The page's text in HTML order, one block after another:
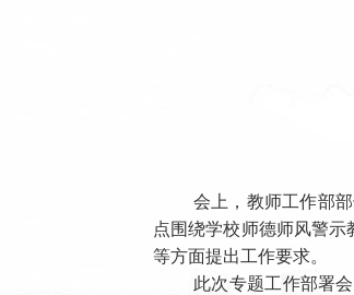
会上，教师工作部
点围绕学校师德师风警
等方面提出工作要求。
此次专题工作部署